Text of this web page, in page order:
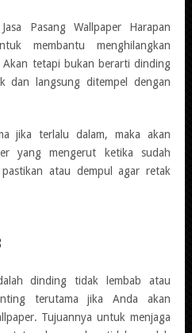
Pasang Wallpaper Harapan
membantu menghilangkan
tetapi bukan berarti dinding
dan langsung ditempel dengan
jika terlalu dalam, maka akan
yang mengerut ketika sudah
atau dempul agar retak
dinding tidak lembab atau
terutama jika Anda akan
Tujuannya untuk menjaga